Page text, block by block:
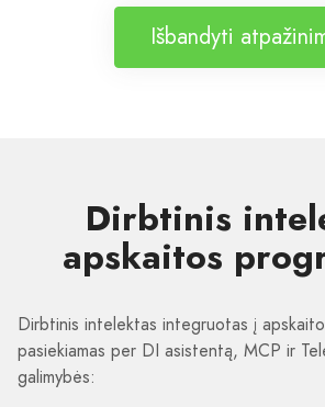
Išbandyti
Dirbtinis
apskaitos
Dirbtinis intelektas integruotas į
pasiekiamas per DI asistentą, MCP ir
galimybės: